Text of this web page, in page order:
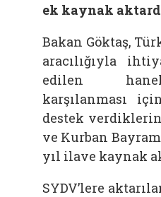
ek kaynak
Bakan Göktaş,
aracılığıyla
edilen
karşılanması
destek
ve Kurban
yıl ilave kaynak
SYDV’lere